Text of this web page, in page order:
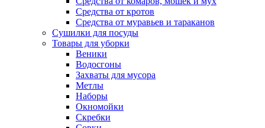
Средства от кротов
Средства от муравьев и тараканов
Сушилки для посуды
Товары для уборки
Веники
Водосгоны
Захваты для мусора
Метлы
Наборы
Окномойки
Скребки